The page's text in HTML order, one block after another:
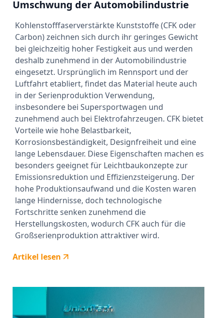
Umschwung der Automobilindustrie
Kohlenstofffaserverstärkte Kunststoffe (CFK oder
Carbon) zeichnen sich durch ihr geringes Gewicht
bei gleichzeitig hoher Festigkeit aus und werden
deshalb zunehmend in der Automobilindustrie
eingesetzt. Ursprünglich im Rennsport und der
Luftfahrt etabliert, findet das Material heute auch
in der Serienproduktion Verwendung,
insbesondere bei Supersportwagen und
zunehmend auch bei Elektrofahrzeugen. CFK bietet
Vorteile wie hohe Belastbarkeit,
Korrosionsbeständigkeit, Designfreiheit und eine
lange Lebensdauer. Diese Eigenschaften machen es
besonders geeignet für Leichtbaukonzepte zur
Emissionsreduktion und Effizienzsteigerung. Der
hohe Produktionsaufwand und die Kosten waren
lange Hindernisse, doch technologische
Fortschritte senken zunehmend die
Herstellungskosten, wodurch CFK auch für die
Großserienproduktion attraktiver wird.
Artikel lesen